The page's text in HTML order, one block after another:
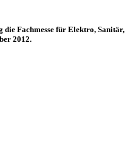
Fachmesse für Elektro, Sanitär,
2012.